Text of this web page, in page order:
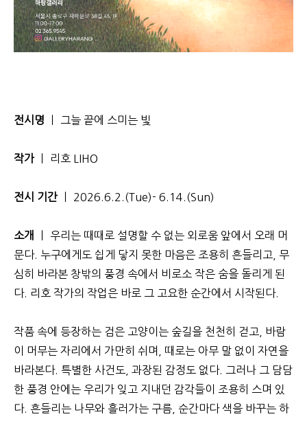
전시명 ㅣ 그늘 끝에 스미는 빛
작가ㅣ 리호 LIHO
전시 기간 ㅣ 2026.6.2.(Tue)- 6.14.(Sun)
소개
ㅣ 우리는 때때로 설명할 수 없는 외로움 앞에서 오래 머
문다. 누구에게도 쉽게 닿지 못한 마음은 조용히 흔들리고, 무
심히 바라본 창밖의 풍경 속에서 비로소 작은 숨을 돌리게 된
다. 리호 작가의 작업은 바로 그 고요한 순간에서 시작된다.
작품 속에 등장하는 검은 고양이는 숲길을 천천히 걷고, 바람
이 머무는 자리에서 가만히 쉬며, 때로는 아무 말 없이 자연을
바라본다. 특별한 사건도, 과장된 감정도 없다. 그러나 그 담담
한 풍경 안에는 우리가 잊고 지내던 감각들이 조용히 스며 있
다. 흔들리는 나무와 흘러가는 구름, 순간마다 색을 바꾸는 하